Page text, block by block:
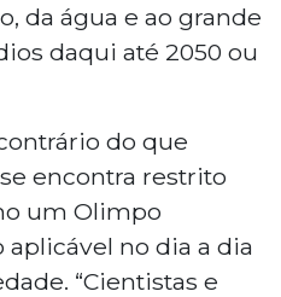
da água e ao grande
daqui até 2050 ou
do que
encontra restrito
um Olimpo
aplicável no dia a dia
“Cientistas e